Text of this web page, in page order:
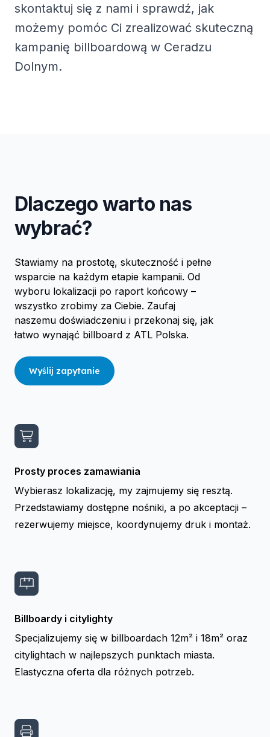
skontaktuj się z nami i sprawdź, jak
możemy pomóc Ci zrealizować skuteczną
kampanię billboardową w Ceradzu
Dolnym.
Dlaczego warto nas
wybrać?
Stawiamy na prostotę, skuteczność i pełne
wsparcie na każdym etapie kampanii. Od
wyboru lokalizacji po raport końcowy –
wszystko zrobimy za Ciebie. Zaufaj
naszemu doświadczeniu i przekonaj się, jak
łatwo wynająć billboard z ATL Polska.
Wyślij zapytanie
Prosty proces zamawiania
Wybierasz lokalizację, my zajmujemy się resztą.
Przedstawiamy dostępne nośniki, a po akceptacji –
rezerwujemy miejsce, koordynujemy druk i montaż.
Billboardy i citylighty
Specjalizujemy się w billboardach 12m² i 18m² oraz
citylightach w najlepszych punktach miasta.
Elastyczna oferta dla różnych potrzeb.